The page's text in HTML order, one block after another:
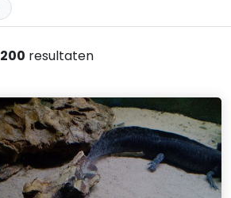
200 resultaten